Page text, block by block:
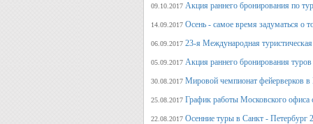
09.10.2017 Акция раннего бронирования по
14.09.2017 Осень - самое время задуматься о
06.09.2017 23-я Международная
05.09.2017 Акция раннего бронирования
30.08.2017 Мировой чемпионат фейерверков в
25.08.2017 График работы Московского офиса
22.08.2017 Осенние туры в Санкт - Петербург